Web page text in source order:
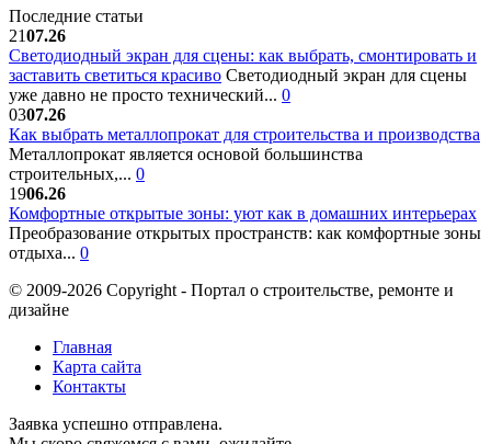
Последние статьи
2107.26
Светодиодный экран для сцены: как выбрать, смонтировать и
заставить светиться красиво Светодиодный экран для сцены
уже давно не просто технический... 0
0307.26
Как выбрать металлопрокат для строительства и производства
Металлопрокат является основой большинства
строительных,... 0
1906.26
Комфортные открытые зоны: уют как в домашних интерьерах
Преобразование открытых пространств: как комфортные зоны
отдыха... 0
© 2009-2026 Copyright - Портал о строительстве, ремонте и
дизайне
Главная
Карта сайта
Контакты
Заявка успешно отправлена.